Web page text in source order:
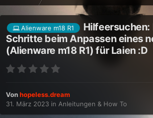
Alienware m18 R1
Hilfeersuchen:
Schritte beim Anpassen eines
(Alienware m18 R1) für Laien :D
Vonhopeless.dream
31. März 2023 in Anleitungen & How To